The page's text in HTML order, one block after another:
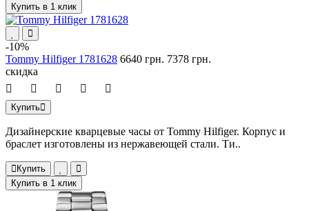
Купить в 1 клик
-10%
Tommy Hilfiger 1781628 6640 грн. 7378 грн.
скидка
Купить
Дизайнерские кварцевые часы от Tommy Hilfiger. Корпус и
браслет изготовлены из нержавеющей стали. Ти..
Купить
Купить в 1 клик